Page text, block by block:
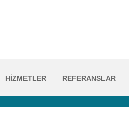
HİZMETLER REFERANSLAR